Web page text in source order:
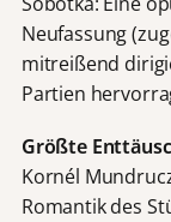
Neufassung
mitreißend
Partien
Größte
Kornél
Romantik des